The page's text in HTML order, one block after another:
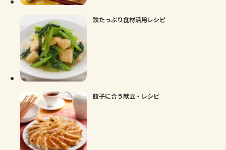
鉄たっぷり食材活用レシピ
餃子に合う献立・レシピ